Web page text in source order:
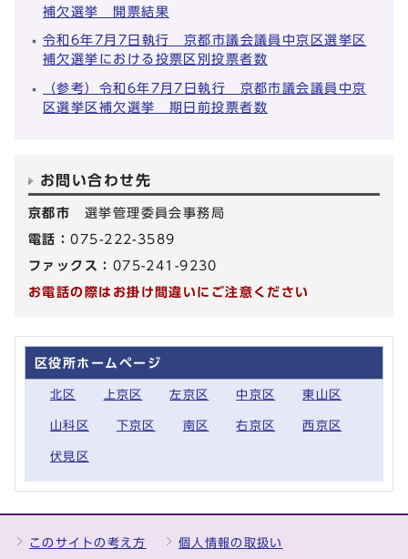
補欠選挙 開票結果
令和6年7月7日執行 京都市議会議員中京区選挙区
補欠選挙における投票区別投票者数
（参考）令和6年7月7日執行 京都市議会議員中京
区選挙区補欠選挙 期日前投票者数
お問い合わせ先
京都市 選挙管理委員会事務局
電話：075-222-3589
ファックス： 075-241-9230
お電話の際はお掛け間違いにご注意ください
区役所ホームページ
北区 上京区 左京区 中京区 東山区
山科区 下京区 南区 右京区 西京区
伏見区
このサイトの考え方 個人情報の取扱い